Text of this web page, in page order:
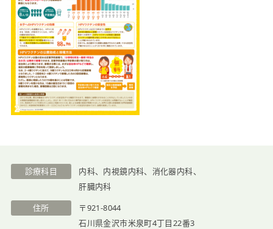
予防接種
自費診療
医院紹介
診療科目
内科、内視鏡内科、消化器内科、
肝臓内科
住所
〒921-8044
石川県金沢市米泉町4丁目22番3